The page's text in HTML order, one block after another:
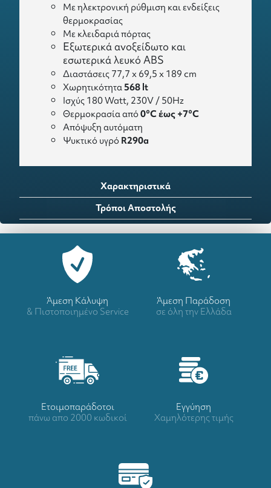
Με ηλεκτρονική ρύθμιση και ενδείξεις
θερμοκρασίας
Με κλειδαριά πόρτας
Εξωτερικά ανοξείδωτο και
εσωτερικά λευκό ABS
Διαστάσεις 77,7 x 69,5 x 189 cm
Χωρητικότητα 568 lt
Ισχύς 180 Watt, 230V / 50Hz
Θερμοκρασία από0°C έως +7°C
Απόψυξη αυτόματη
Ψυκτικό υγρό R290a
Χαρακτηριστικά
Τρόποι Αποστολής
Άμεση Κάλυψη
& Πιστοποιημένο Service
Άμεση Παράδοση
σε όλη την Ελλάδα
Ετοιμοπαράδοτοι
πάνω απο 2000 κωδικοί
Eγγύηση
Χαμηλότερης τιμής